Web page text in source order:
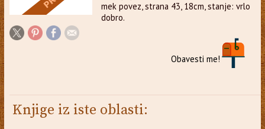
mek povez, strana 43, 18cm, stanje: vrlo
dobro.
Obavesti me!
Knjige iz iste oblasti: